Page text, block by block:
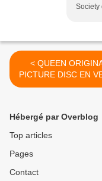
Society
< QUEEN ORIGINAL
PICTURE DISC EN
SUR
Hébergé par Overblog
Top articles
Pages
Contact